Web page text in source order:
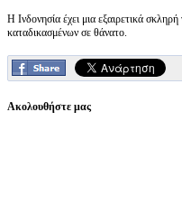
Η Ινδονησία έχει μια εξαιρετικά
καταδικασμένων σε θάνατο.
Ακολουθήστε μας